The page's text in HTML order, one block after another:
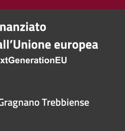
Trebbiense